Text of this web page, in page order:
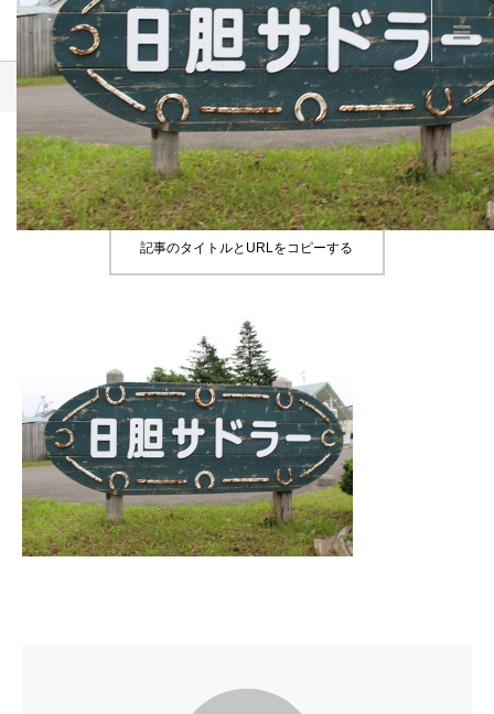
Product B28
B28
記事のタイトルとURLをコピーする